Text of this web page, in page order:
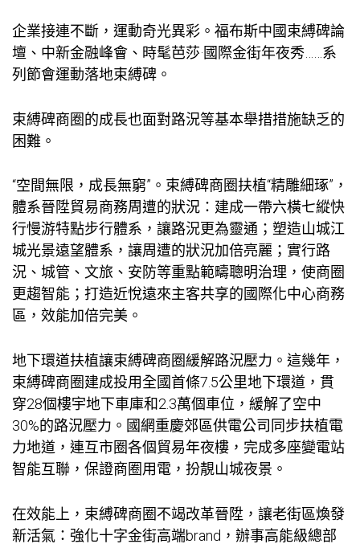
企業接連不斷，運動奇光異彩。福布斯中國束縛碑論
壇、中新金融峰會、時髦芭莎·國際金街年夜秀……系
列節會運動落地束縛碑。
束縛碑商圈的成長也面對路況等基本舉措措施缺乏的
困難。
“空間無限，成長無窮”。束縛碑商圈扶植“精雕細琢”，
體系晉陞貿易商務周遭的狀況：建成一帶六橫七縱快
行慢游特點步行體系，讓路況更為靈通；塑造山城江
城光景遠望體系，讓周遭的狀況加倍亮麗；實行路
況、城管、文旅、安防等重點範疇聰明治理，使商圈
更趨智能；打造近悅遠來主客共享的國際化中心商務
區，效能加倍完美。
地下環道扶植讓束縛碑商圈緩解路況壓力。這幾年，
束縛碑商圈建成投用全國首條7.5公里地下環道，貫
穿28個樓宇地下車庫和2.3萬個車位，緩解了空中
30%的路況壓力。國網重慶郊區供電公司同步扶植電
力地道，連互市圈各個貿易年夜樓，完成多座變電站
智能互聯，保證商圈用電，扮靚山城夜景。
在效能上，束縛碑商圈不竭改革晉陞，讓老街區煥發
新活氣：強化十字金街高端brand，辦事高能級總部